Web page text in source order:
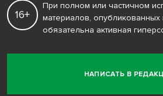
НАПИСАТЬ В
16+
При полном или частичном
материалов, опубликованных
обязательна активная